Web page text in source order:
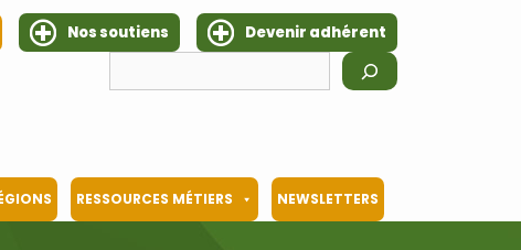
Nos soutiens
Devenir adhérent
RESSOURCES MÉTIERS NEWSLETTERS